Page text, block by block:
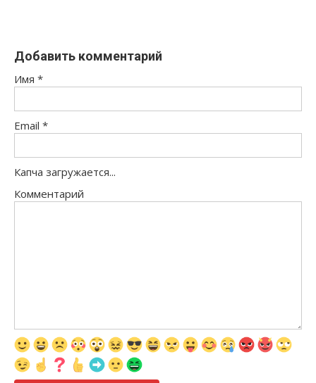
Добавить комментарий
Имя *
Email *
Капча загружается...
Комментарий